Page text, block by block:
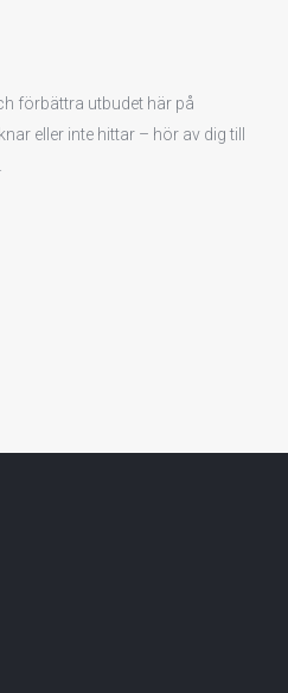
förbättra utbudet här på
eller inte hittar – hör av dig till